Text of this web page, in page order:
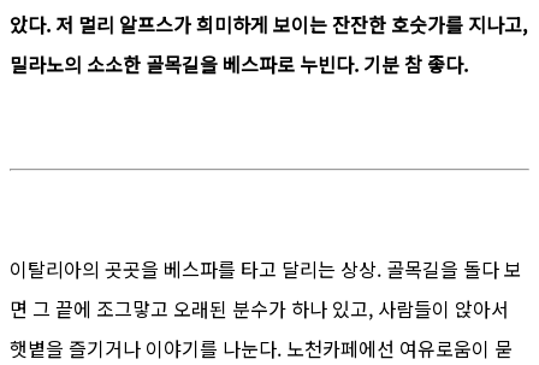
았다. 저 멀리 알프스가 희미하게 보이는 잔잔한 호숫가를 지나고,
밀라노의 소소한 골목길을 베스파로 누빈다. 기분 참 좋다.
이탈리아의 곳곳을 베스파를 타고 달리는 상상. 골목길을 돌다 보
면 그 끝에 조그맣고 오래된 분수가 하나 있고, 사람들이 앉아서
햇볕을 즐기거나 이야기를 나눈다. 노천카페에선 여유로움이 묻